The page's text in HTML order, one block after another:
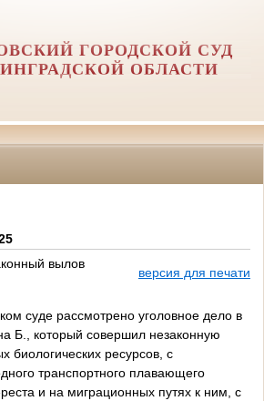
ГОРОДСКОЙ СУД
ОБЛАСТИ
вылов
версия для печати
суде рассмотрено уголовное дело в
Б., который совершил незаконную
биологических ресурсов, с
транспортного плавающего
и на миграционных путях к ним, с